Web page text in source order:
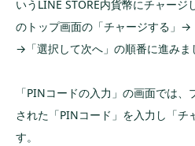
いうLINE STORE内貨幣にチャージ
のトップ画面の「チャージする」→
→「選択して次へ」の順番に進みま
「PINコードの入力」の画面では
された「PINコード」を入力し「チ
す。